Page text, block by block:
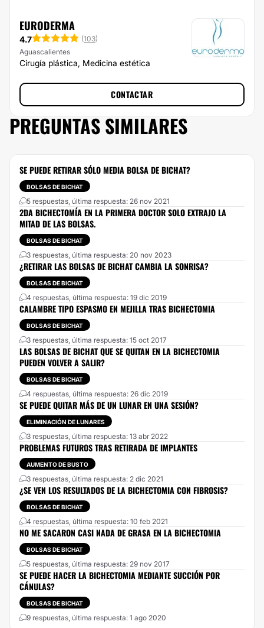
EURODERMA
4.7 (103)
Aguascalientes
Cirugía plástica, Medicina estética
CONTACTAR
PREGUNTAS SIMILARES
SE PUEDE RETIRAR SÓLO MEDIA BOLSA DE BICHAT?
BOLSAS DE BICHAT
5 respuestas, última respuesta: 26 nov 2021
2DA BICHECTOMÍA EN LA PRIMERA DOCTOR SOLO EXTRAJO LA
MITAD DE LAS BOLSAS.
BOLSAS DE BICHAT
3 respuestas, última respuesta: 20 nov 2023
¿RETIRAR LAS BOLSAS DE BICHAT CAMBIA LA SONRISA?
BOLSAS DE BICHAT
4 respuestas, última respuesta: 19 dic 2019
CALAMBRE TIPO ESPASMO EN MEJILLA TRAS BICHECTOMIA
BOLSAS DE BICHAT
3 respuestas, última respuesta: 15 oct 2017
LAS BOLSAS DE BICHAT QUE SE QUITAN EN LA BICHECTOMIA
PUEDEN VOLVER A SALIR?
BOLSAS DE BICHAT
4 respuestas, última respuesta: 26 dic 2019
SE PUEDE QUITAR MÁS DE UN LUNAR EN UNA SESIÓN?
ELIMINACIÓN DE LUNARES
3 respuestas, última respuesta: 13 abr 2022
PROBLEMAS FUTUROS TRAS RETIRADA DE IMPLANTES
AUMENTO DE BUSTO
3 respuestas, última respuesta: 2 dic 2021
¿SE VEN LOS RESULTADOS DE LA BICHECTOMIA CON FIBROSIS?
BOLSAS DE BICHAT
4 respuestas, última respuesta: 10 feb 2021
NO ME SACARON CASI NADA DE GRASA EN LA BICHECTOMIA
BOLSAS DE BICHAT
5 respuestas, última respuesta: 29 nov 2017
SE PUEDE HACER LA BICHECTOMIA MEDIANTE SUCCIÓN POR
CÁNULAS?
BOLSAS DE BICHAT
9 respuestas, última respuesta: 1 ago 2020